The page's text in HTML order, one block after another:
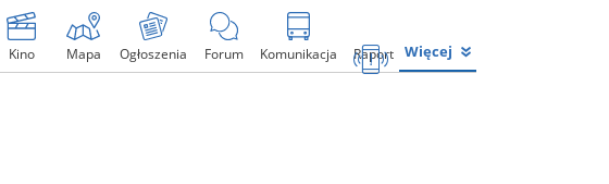
Kino Mapa Ogłoszenia Forum Komunikacja Raport Więcej